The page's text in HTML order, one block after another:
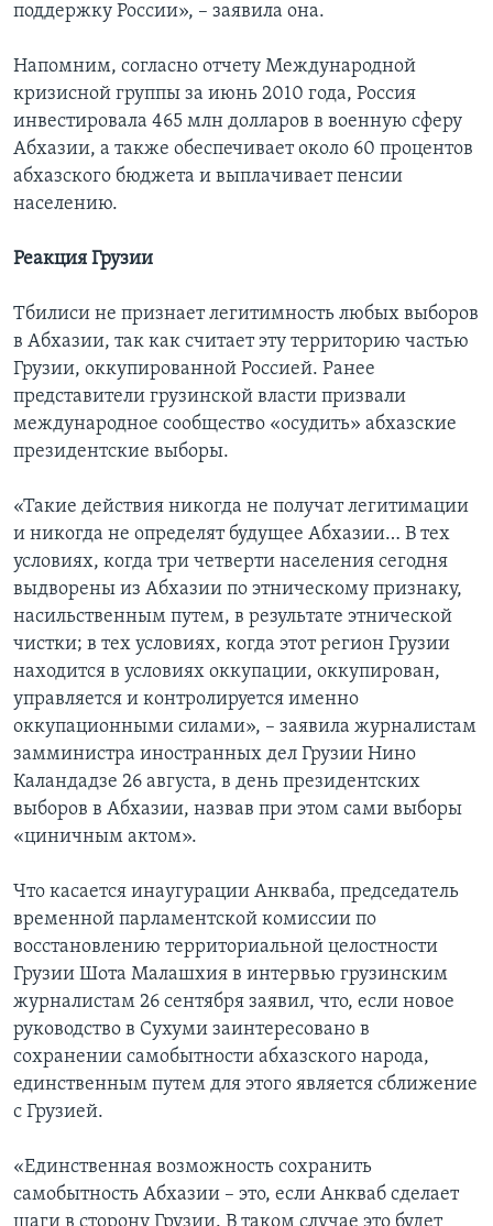
поддержку России», – заявила она.
Напомним, согласно отчету Международной
кризисной группы за июнь 2010 года, Россия
инвестировала 465 млн долларов в военную сферу
Абхазии, а также обеспечивает около 60 процентов
абхазского бюджета и выплачивает пенсии
населению.
Реакция Грузии
Тбилиси не признает легитимность любых выборов
в Абхазии, так как считает эту территорию частью
Грузии, оккупированной Россией. Ранее
представители грузинской власти призвали
международное сообщество «осудить» абхазские
президентские выборы.
«Такие действия никогда не получат легитимации
и никогда не определят будущее Абхазии… В тех
условиях, когда три четверти населения сегодня
выдворены из Абхазии по этническому признаку,
насильственным путем, в результате этнической
чистки; в тех условиях, когда этот регион Грузии
находится в условиях оккупации, оккупирован,
управляется и контролируется именно
оккупационными силами», – заявила журналистам
замминистра иностранных дел Грузии Нино
Каландадзе 26 августа, в день президентских
выборов в Абхазии, назвав при этом сами выборы
«циничным актом».
Что касается инаугурации Анкваба, председатель
временной парламентской комиссии по
восстановлению территориальной целостности
Грузии Шота Малашхия в интервью грузинским
журналистам 26 сентября заявил, что, если новое
руководство в Сухуми заинтересовано в
сохранении самобытности абхазского народа,
единственным путем для этого является сближение
с Грузией.
«Единственная возможность сохранить
самобытность Абхазии – это, если Анкваб сделает